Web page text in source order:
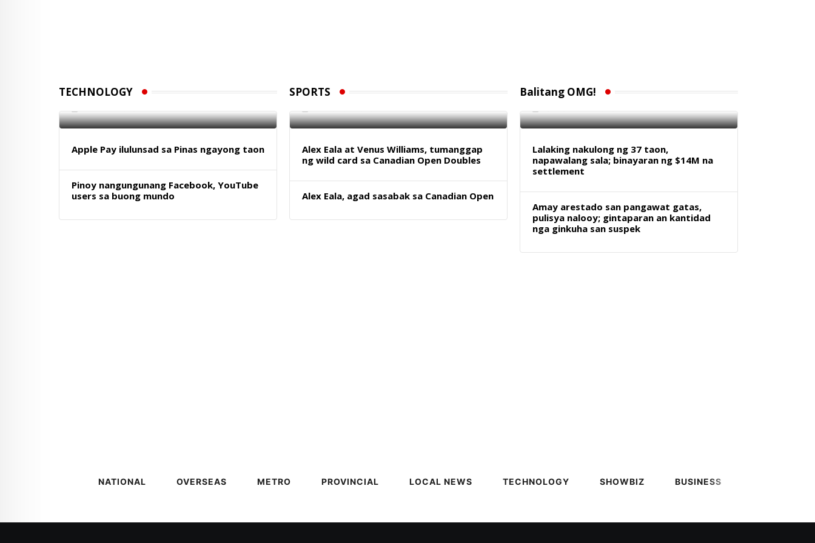
TECHNOLOGY
Congress 2026
12 APRIL 2026
Apple Pay ilulunsad sa Pinas ngayong taon
Pinoy nangungunang Facebook, YouTube
users sa buong mundo
SPORTS
sa Germany
7 AUGUST 2026
Alex Eala at Venus Williams, tumanggap
ng wild card sa Canadian Open Doubles
Alex Eala, agad sasabak sa Canadian Open
Balitang OMG!
shooting sa paaralan sa Canada
13 FEBRUARY 2026
Lalaking nakulong ng 37 taon,
napawalang sala; binayaran ng $14M na
settlement
Amay arestado san pangawat gatas,
pulisya nalooy; gintaparan an kantidad
nga ginkuha san suspek
NATIONAL OVERSEAS METRO PROVINCIAL LOCAL NEWS TECHNOLOGY SHOWBIZ BUSINESS